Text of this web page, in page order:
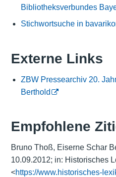
Bibliotheksverbundes
Stichwortsuche in
Externe Links
ZBW Pressearchiv 20.
Berthold
Empfohlene
Bruno Thoß, Eiserne Schar
10.09.2012; in: Historisches
<https://www.historisches-